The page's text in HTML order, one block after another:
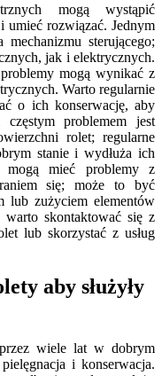
mogą wystąpić
umieć rozwiązać. Jednym
sterującego;
jak i elektrycznych.
mogą wynikać z
Warto regularnie
o ich konserwację, aby
problemem jest
rolet; regularne
stanie i wydłuża ich
mogą mieć problemy z
się; może to być
lub zużyciem elementów
warto skontaktować się z
lub skorzystać z usług
aby służyły
wiele lat w dobrym
i konserwacja.